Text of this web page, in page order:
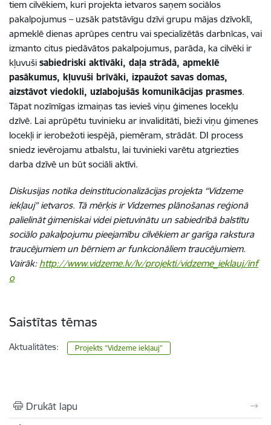
tiem cilvēkiem, kuri projekta ietvaros saņem sociālos
pakalpojumus – uzsāk patstāvīgu dzīvi grupu mājas dzīvoklī,
apmeklē dienas aprūpes centru vai specializētās darbnīcas, vai
izmanto citus piedāvātos pakalpojumus, parāda, ka cilvēki ir
kļuvuši sabiedriski aktīvāki, daļa strādā, apmeklē
pasākumus, kļuvuši brīvāki, izpaužot savas domas,
aizstāvot viedokli, uzlabojušās komunikācijas prasmes.
Tāpat nozīmīgas izmaiņas tas ievieš viņu ģimenes locekļu
dzīvē. Lai aprūpētu tuvinieku ar invaliditāti, bieži viņu ģimenes
locekļi ir ierobežoti iespējā, piemēram, strādāt. DI process
sniedz ievērojamu atbalstu, lai tuvinieki varētu atgriezties
darba dzīvē un būt sociāli aktīvi.
Diskusijas notika deinstitucionalizācijas projekta “Vidzeme
iekļauj” ietvaros. Tā mērķis ir Vidzemes plānošanas reģionā
palielināt ģimeniskai videi pietuvinātu un sabiedrībā balstītu
sociālo pakalpojumu pieejamību cilvēkiem ar garīga rakstura
traucējumiem un bērniem ar funkcionāliem traucējumiem.
Vairāk: http://www.vidzeme.lv/lv/projekti/vidzeme_ieklauj/inf
o
Saistītas tēmas
Aktualitātes: Projekts “Vidzeme iekļauj”
Drukāt lapu